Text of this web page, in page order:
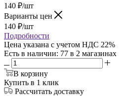
140 ₽/шт
Варианты цен
140 ₽/шт
Подробности
Цена указана с учетом НДС 22%
Есть в наличии: 77 в 2 магазинах
В корзину
Купить в 1 клик
Рассчитать доставку